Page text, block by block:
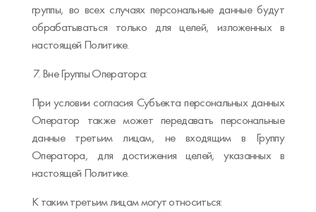
группы, во всех случаях персональные данные будут
обрабатываться только для целей, изложенных в
настоящей Политике.
Вне Группы Оператора:
При условии согласия Субъекта персональных данных
Оператор также может передавать персональные
данные третьим лицам, не входящим в Группу
Оператора, для достижения целей, указанных в
настоящей Политике.
К таким третьим лицам могут относиться: